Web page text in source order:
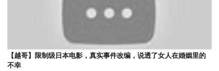
【越哥】限制级日本电影，真实事件改编，说透了女人在婚姻里的
不幸